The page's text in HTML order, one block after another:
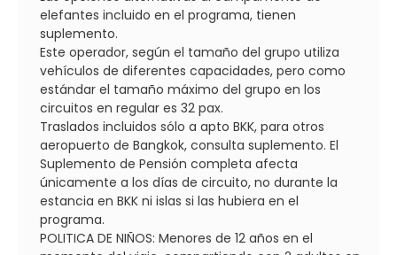
elefantes incluido en el programa, tienen
suplemento.
Este operador, según el tamaño del grupo utiliza
vehículos de diferentes capacidades, pero como
estándar el tamaño máximo del grupo en los
circuitos en regular es 32 pax.
Traslados incluidos sólo a apto BKK, para otros
aeropuerto de Bangkok, consulta suplemento. El
Suplemento de Pensión completa afecta
únicamente a los días de circuito, no durante la
estancia en BKK ni islas si las hubiera en el
programa.
POLITICA DE NIÑOS: Menores de 12 años en el